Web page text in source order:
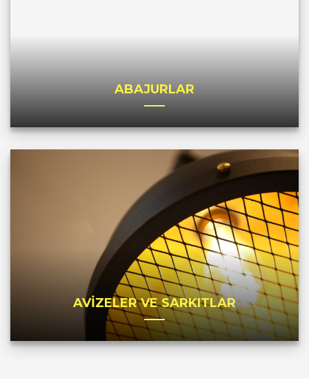
ABAJURLAR
AVİZELER VE SARKITLAR